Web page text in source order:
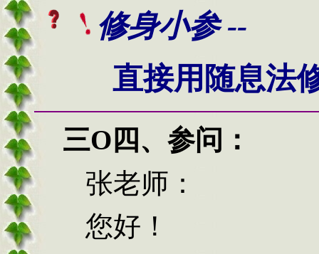
修身小参 --
直接用随息法修
三O四、 参问：
张老师：
您好！